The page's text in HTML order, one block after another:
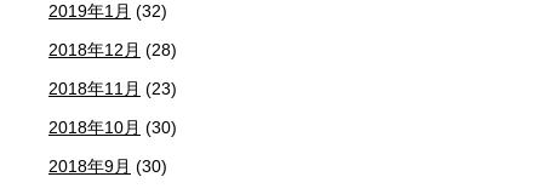
2019年1月 (32)
2018年12月 (28)
2018年11月 (23)
2018年10月 (30)
2018年9月 (30)